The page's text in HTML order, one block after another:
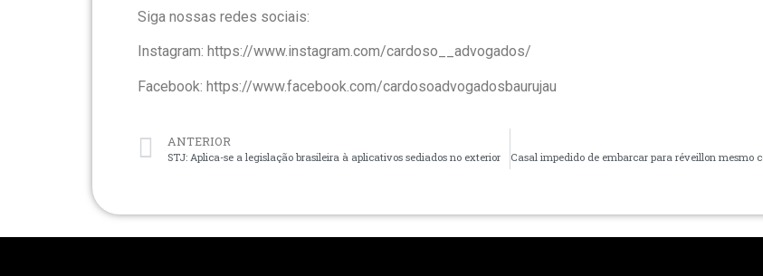
Siga nossas redes sociais:
Instagram: https://www.instagram.com/cardoso__advogados/
Facebook: https://www.facebook.com/cardosoadvogadosbaurujau
ANTERIOR
STJ: Aplica-se a legislação brasileira à aplicativos sediados no exterior